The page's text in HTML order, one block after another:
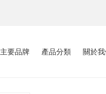
主要品牌 產品分類 關於